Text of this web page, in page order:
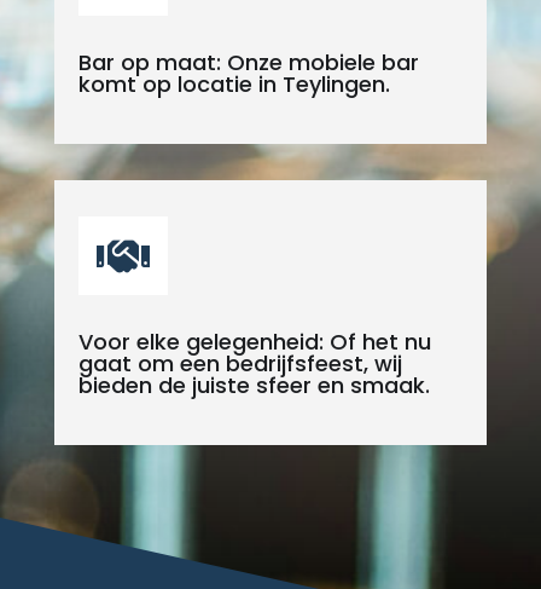
Bar op maat: Onze mobiele bar
komt op locatie in Teylingen.

Voor elke gelegenheid: Of het nu
gaat om een bedrijfsfeest, wij
bieden de juiste sfeer en smaak.